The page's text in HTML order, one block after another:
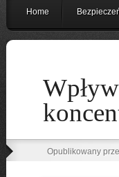
Home
Opublikowany